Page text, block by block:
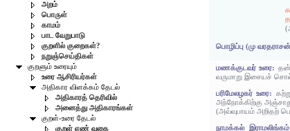
அறம்
பொருள்
காமம்
பாட வேறுபாடு
குறளில் குறைகள்?
நறுஞ்செய்திகள்
குறளும் உரையும்
உரை ஆசிரியர்கள்
அதிகார விளக்கம் தேடல்
அதிகாரத் தெரிவில்
அனைத்து அதிகாரங்கள்
குறள்-உரை தேடல்
குறள் எண் வகை
பொழிப்பு (மு
மணக்குடவர் உரை:
வருமாறு இசையச்
பரிமேலழகர் உரை:
அந்நோக்கிற்கு
(அவ்வுபாயம் அறிதற்
நாமக்கல்